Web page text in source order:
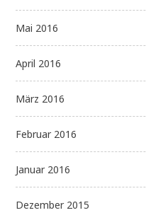
Mai 2016
April 2016
März 2016
Februar 2016
Januar 2016
Dezember 2015